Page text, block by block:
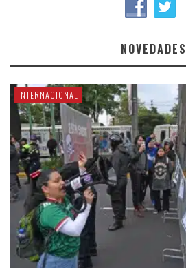
NOVEDADES
INTERNACIONAL